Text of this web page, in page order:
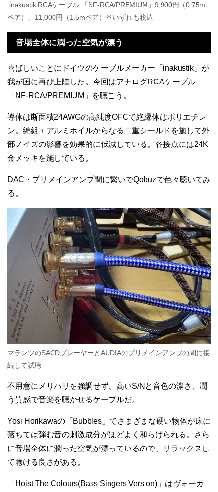
inakustik RCAケーブル 「NF-RCA/PREMIUM」9,900円（0.75m
ペア）、11,000円（1.5mペア）※いずれも税込
音場全体に潤った空気が漂う
喜ばしいことにドイツのケーブルメーカー「inakustik」が
我が国に再び上陸した。今回はアナログRCAケーブル
「NF-RCA/PREMIUM」を聴こう。
導体は断面積24AWGの高純度OFCで絶縁体はポリエチレ
ン。編組＋アルミホイルからなる二重シールドを施して外
部ノイズの影響を効果的に低減している。各接点には24K
金メッキを施している。
DAC・プリメインアンプ間に繋いでQobuzで色々聴いてみ
る。
マランツのSACDプレーヤーとAUDIAのプリメインアンプの間に接
続して試聴
不用意にメリハリを強調せず、高いS/Nと音色の濃さ、潤
う質感で音楽を聴かせるケーブルだ。
Yosi Horikawaの「Bubbles」でさまざまな硬い物体が床に
落ちては弾む音の刺激成分がほどよく和らげられる。さら
に音場全体に潤った空気が漂っているので、リラックスし
て聴ける良さがある。
「Hoist The Colours(Bass Singers Version)」はヴォーカ